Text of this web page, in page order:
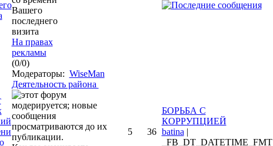
На правах
рекламы
(0/0)
Модераторы: WiseMan
Деятельность района
5 36
БОРЬБА С
КОРРУПЦИЕЙ
batina |
_FB_DT_DATETIME_FMT